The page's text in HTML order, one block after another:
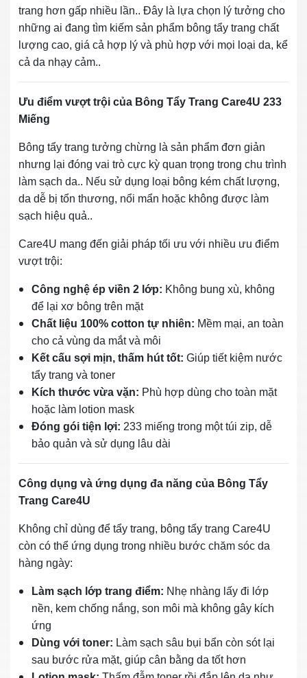
trang hơn gấp nhiều lần.. Đây là lựa chọn lý tưởng cho
những ai đang tìm kiếm sản phẩm bông tẩy trang chất
lượng cao, giá cả hợp lý và phù hợp với mọi loại da, kể
cả da nhạy cảm..
Ưu điểm vượt trội của Bông Tẩy Trang Care4U 233
Miếng
Bông tẩy trang tưởng chừng là sản phẩm đơn giản
nhưng lại đóng vai trò cực kỳ quan trọng trong chu trình
làm sạch da.. Nếu sử dụng loại bông kém chất lượng,
da dễ bị tổn thương, nổi mẩn hoặc không được làm
sạch hiệu quả..
Care4U mang đến giải pháp tối ưu với nhiều ưu điểm
vượt trội:
Công nghệ ép viền 2 lớp: Không bung xù, không
để lại xơ bông trên mặt
Chất liệu 100% cotton tự nhiên: Mềm mại, an toàn
cho cả vùng da mắt và môi
Kết cấu sợi mịn, thấm hút tốt: Giúp tiết kiệm nước
tẩy trang và toner
Kích thước vừa vặn: Phù hợp dùng cho toàn mặt
hoặc làm lotion mask
Đóng gói tiện lợi: 233 miếng trong một túi zip, dễ
bảo quản và sử dụng lâu dài
Công dụng và ứng dụng đa năng của Bông Tẩy
Trang Care4U
Không chỉ dùng để tẩy trang, bông tẩy trang Care4U
còn có thể ứng dụng trong nhiều bước chăm sóc da
hàng ngày:
Làm sạch lớp trang điểm: Nhẹ nhàng lấy đi lớp
nền, kem chống nắng, son môi mà không gây kích
ứng
Dùng với toner: Làm sạch sâu bụi bẩn còn sót lại
sau bước rửa mặt, giúp cân bằng da tốt hơn